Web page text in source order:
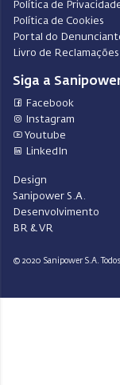
Política de
Política de Cookies
Portal do
Livro de Reclamações
Siga a
Facebook
Instagram
Youtube
LinkedIn
Design
Sanipower S.A.
Desenvolvimento
BR & VR
© 2020 Sanipower S.A.